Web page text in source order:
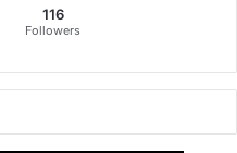
116
Followers